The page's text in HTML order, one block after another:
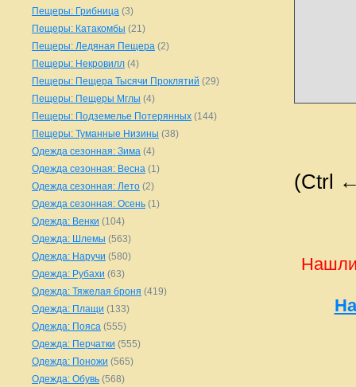
(Ctrl
Нашли
Пещеры: Грибница (3)
Пещеры: Катакомбы (21)
Пещеры: Ледяная Пещера (2)
Пещеры: Некровилл (4)
Пещеры: Пещера Тысячи Проклятий (29)
Пещеры: Пещеры Мглы (4)
Пещеры: Подземелье Потерянных (144)
Пещеры: Туманные Низины (38)
Одежда сезонная: Зима (4)
Одежда сезонная: Весна (1)
Одежда сезонная: Лето (2)
Одежда сезонная: Осень (1)
Одежда: Венки (104)
Одежда: Шлемы (563)
Одежда: Наручи (580)
Одежда: Рубахи (63)
Одежда: Тяжелая броня (419)
Одежда: Плащи (133)
Одежда: Пояса (555)
Одежда: Перчатки (555)
Одежда: Поножи (565)
Одежда: Обувь (568)